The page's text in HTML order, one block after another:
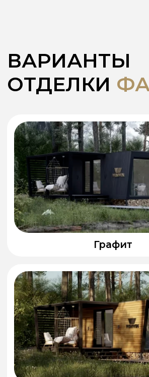
Белый
Комбинированный
НАШИХ
ДОМИКОВ И БАНЬ
Мы используем современные
технологии и надёжные материалы,
чтобы ваш дом был тёплым, прочным
и долговечным. Каждая деталь
продумана — от производства до
установки на вашем участке.